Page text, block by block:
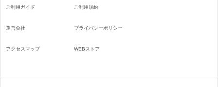
ご利用ガイド
運営会社
アクセスマップ
ご利用規約
プライバシーポリシー
WEBストア